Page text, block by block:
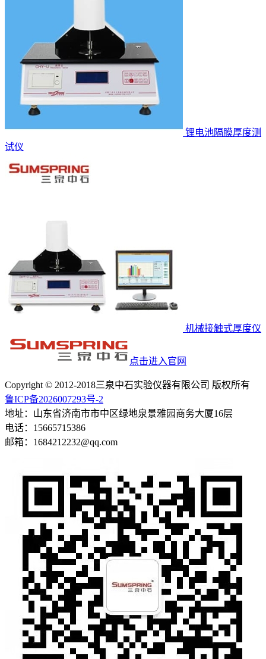
锂电池隔膜厚度测
试仪
机械接触式厚度仪
点击进入官网
Copyright © 2012-2018三泉中石实验仪器有限公司 版权所有
鲁ICP备2026007293号-2
地址：山东省济南市市中区绿地泉景雅园商务大厦16层
电话：15665715386
邮箱：1684212232@qq.com